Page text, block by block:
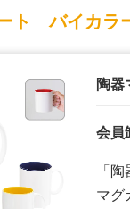
ト バイカ
陶
会員
「
マグ